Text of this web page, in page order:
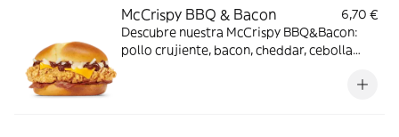
McCrispy BBQ & Bacon
6,70 €
Descubre nuestra McCrispy BBQ&Bacon:
pollo crujiente, bacon, cheddar, cebolla
harina de trigo con copos de patata. ¡Sabor